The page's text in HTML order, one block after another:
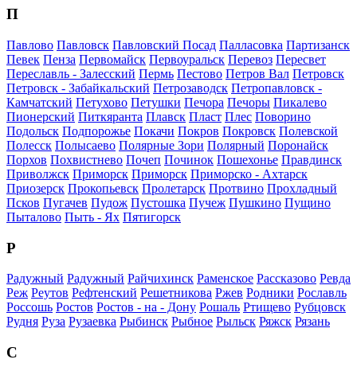
П
Павлово Павловск Павловский Посад Палласовка Партизанск
Певек Пенза Первомайск Первоуральск Перевоз Пересвет
Переславль - Залесский Пермь Пестово Петров Вал Петровск
Петровск - Забайкальский Петрозаводск Петропавловск -
Камчатский Петухово Петушки Печора Печоры Пикалево
Пионерский Питкяранта Плавск Пласт Плес Поворино
Подольск Подпорожье Покачи Покров Покровск Полевской
Полесск Полысаево Полярные Зори Полярный Поронайск
Порхов Похвистнево Почеп Починок Пошехонье Правдинск
Приволжск Приморск Приморск Приморско - Ахтарск
Приозерск Прокопьевск Пролетарск Протвино Прохладный
Псков Пугачев Пудож Пустошка Пучеж Пушкино Пущино
Пыталово Пыть - Ях Пятигорск
Р
Радужный Радужный Райчихинск Раменское Рассказово Ревда
Реж Реутов Рефтенский Решетникова Ржев Родники Рославль
Россошь Ростов Ростов - на - Дону Рошаль Ртищево Рубцовск
Рудня Руза Рузаевка Рыбинск Рыбное Рыльск Ряжск Рязань
С